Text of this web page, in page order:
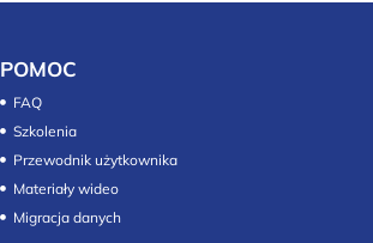
POMOC
FAQ
Szkolenia
Przewodnik użytkownika
Materiały wideo
Migracja danych